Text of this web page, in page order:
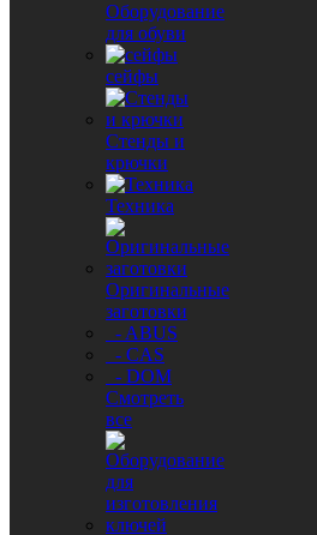
Оборудование
для обуви
сейфы
Стенды и
крючки
Техника
Оригинальные
заготовки
- ABUS
- CAS
- DOM
Смотреть
все